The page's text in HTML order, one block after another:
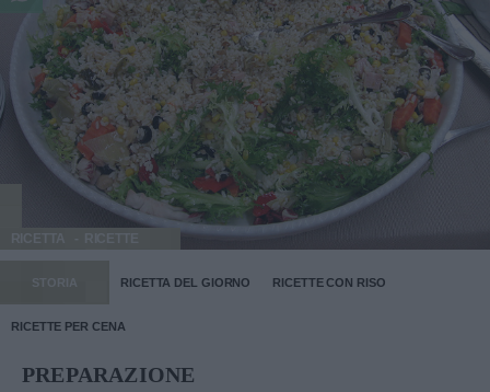
RICETTA
STORIA RICETTA DEL GIORNO RICETTE CON RISO
RICETTE PER CENA
PREPARAZIONE